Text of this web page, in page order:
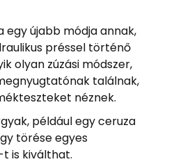
egy újabb módja annak,
préssel történő
olyan zúzási módszer,
találnak,
néznek.
például egy ceruza
törése egyes
is kiválthat.